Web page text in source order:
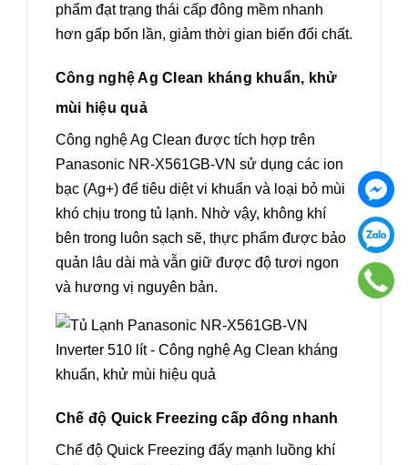
phẩm đạt trạng thái cấp đông mềm nhanh
hơn gấp bốn lần, giảm thời gian biến đổi chất.
Công nghệ Ag Clean kháng khuẩn, khử
mùi hiệu quả
Công nghệ Ag Clean được tích hợp trên
Panasonic NR-X561GB-VN sử dụng các ion
bạc (Ag+) để tiêu diệt vi khuẩn và loại bỏ mùi
khó chịu trong tủ lạnh. Nhờ vậy, không khí
bên trong luôn sạch sẽ, thực phẩm được bảo
quản lâu dài mà vẫn giữ được độ tươi ngon
và hương vị nguyên bản.
Chế độ Quick Freezing cấp đông nhanh
Chế độ Quick Freezing đẩy mạnh luồng khí